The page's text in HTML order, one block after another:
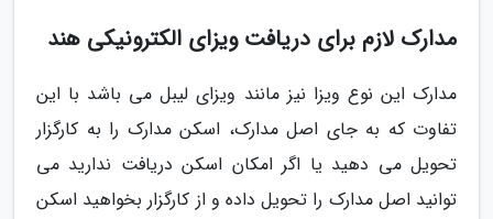
مدارک لازم برای دریافت ویزای الکترونیکی هند
مدارک این نوع ویزا نیز مانند ویزای لیبل می باشد با این
تفاوت که به جای اصل مدارک، اسکن مدارک را به کارگزار
تحویل می دهید یا اگر امکان اسکن دریافت ندارید می
توانید اصل مدارک را تحویل داده و از کارگزار بخواهید اسکن